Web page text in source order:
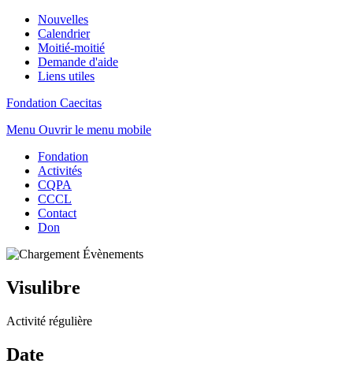
Nouvelles
Calendrier
Moitié-moitié
Demande d'aide
Liens utiles
Fondation Caecitas
Menu Ouvrir le menu mobile
Fondation
Activités
CQPA
CCCL
Contact
Don
Visulibre
Activité régulière
Date